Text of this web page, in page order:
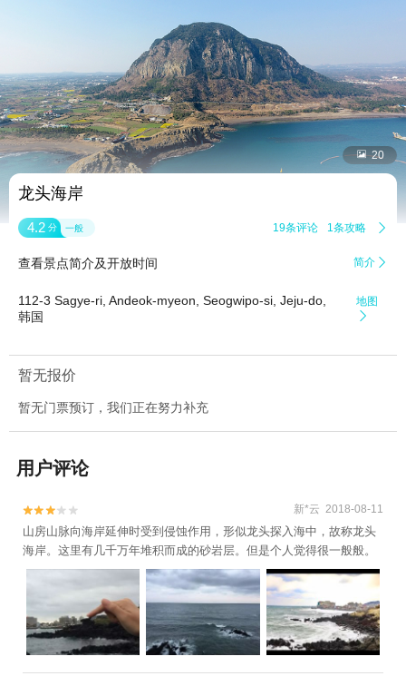
 20
龙头海岸
4.2 分 一般 19条评论 1条攻略 
查看景点简介及开放时间 简介 
112-3 Sagye-ri, Andeok-myeon, Seogwipo-si, Jeju-do,
韩国
地图

暂无报价
暂无门票预订，我们正在努力补充
用户评论

 新*云 2018-08-11
山房山脉向海岸延伸时受到侵蚀作用，形似龙头探入海中，故称龙头
海岸。这里有几千万年堆积而成的砂岩层。但是个人觉得很一般般。